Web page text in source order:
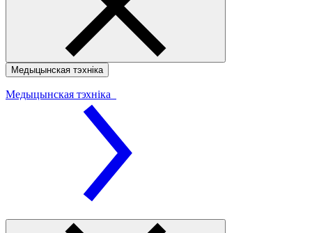
Медыцынская тэхніка
Медыцынская тэхніка